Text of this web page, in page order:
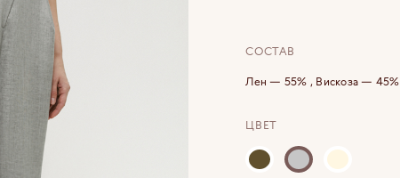
СОСТАВ
Лен — 55% , Вискоза — 45%
ЦВЕТ